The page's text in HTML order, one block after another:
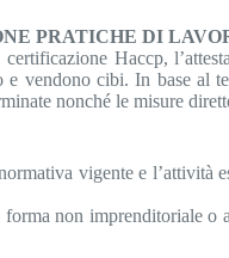
PRATICHE DI
Haccp,
vendono cibi. In base al
nonché le misure
vigente e l’attività
non imprenditoriale